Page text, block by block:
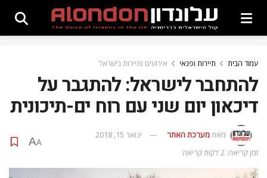
עמוד הבית תיירות ופנאי אירועים ותיירות בישראל
להתחבר לישראל: להתגבר על
דיכאון יום שני עם רוח ים-תיכונית
מאתמערכת האתר
ינואר 15, 2018
זמן קריאה: 2 דקות קריאה
A
A